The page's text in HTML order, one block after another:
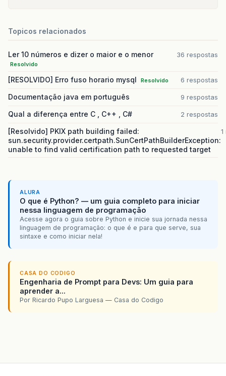
Topicos relacionados
Ler 10 números e dizer o maior e o menor
Resolvido
36 respostas
[RESOLVIDO] Erro fuso horario mysql Resolvido 6 respostas
Documentação java em português 9 respostas
Qual a diferença entre C , C++ , C# 2 respostas
[Resolvido] PKIX path building failed:
sun.security.provider.certpath.SunCertPathBuilderException:
unable to find valid certification path to requested target
ALURA
O que é Python? — um guia completo para iniciar
nessa linguagem de programação
Acesse agora o guia sobre Python e inicie sua jornada nessa
linguagem de programação: o que é e para que serve, sua
sintaxe e como iniciar nela!
CASA DO CODIGO
Engenharia de Prompt para Devs: Um guia para
aprender a...
Por Ricardo Pupo Larguesa — Casa do Codigo